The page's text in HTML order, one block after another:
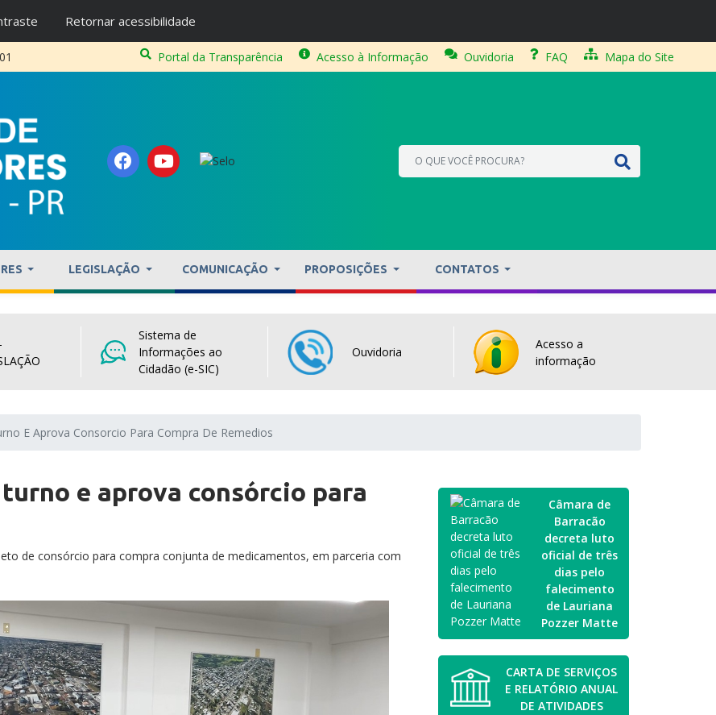
Retornar acessibilidade
Portal da Transparência Acesso à Informação Ouvidoria FAQ Mapa do Site
LEGISLAÇÃO COMUNICAÇÃO PROPOSIÇÕES CONTATOS
Sistema de
Informações ao
Cidadão (e-SIC)
Ouvidoria
Acesso a
informação
E Aprova Consorcio Para Compra De Remedios
e aprova consórcio para
de consórcio para compra conjunta de medicamentos, em parceria com
Câmara de
Barracão
decreta luto
oficial de três
dias pelo
falecimento
de Lauriana
Pozzer Matte
CARTA DE SERVIÇOS
E RELATÓRIO ANUAL
DE ATIVIDADES